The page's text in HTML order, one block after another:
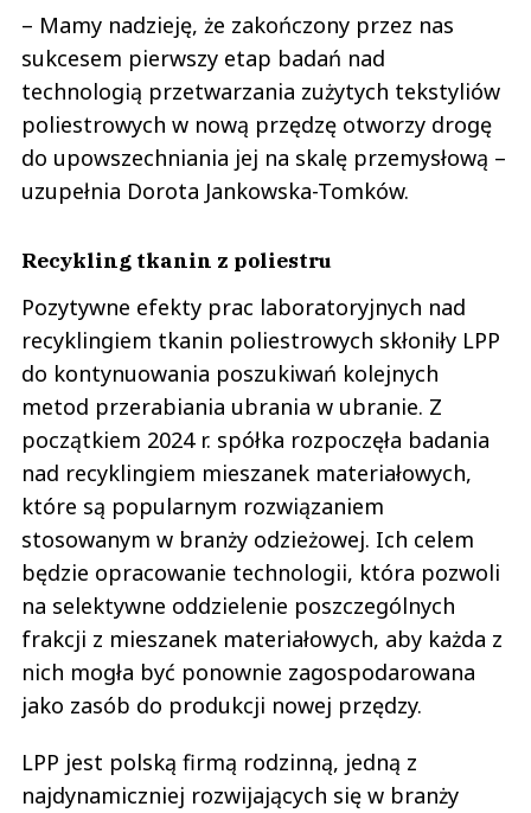
– Mamy nadzieję, że zakończony przez nas
sukcesem pierwszy etap badań nad
technologią przetwarzania zużytych tekstyliów
poliestrowych w nową przędzę otworzy drogę
do upowszechniania jej na skalę przemysłową –
uzupełnia Dorota Jankowska-Tomków.
Recykling tkanin z poliestru
Pozytywne efekty prac laboratoryjnych nad
recyklingiem tkanin poliestrowych skłoniły LPP
do kontynuowania poszukiwań kolejnych
metod przerabiania ubrania w ubranie. Z
początkiem 2024 r. spółka rozpoczęła badania
nad recyklingiem mieszanek materiałowych,
które są popularnym rozwiązaniem
stosowanym w branży odzieżowej. Ich celem
będzie opracowanie technologii, która pozwoli
na selektywne oddzielenie poszczególnych
frakcji z mieszanek materiałowych, aby każda z
nich mogła być ponownie zagospodarowana
jako zasób do produkcji nowej przędzy.
LPP jest polską firmą rodzinną, jedną z
najdynamiczniej rozwijających się w branży